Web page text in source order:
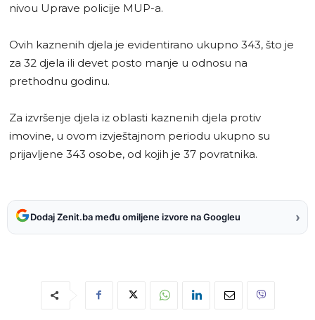
nivou Uprave policije MUP-a.
Ovih kaznenih djela je evidentirano ukupno 343, što je
za 32 djela ili devet posto manje u odnosu na
prethodnu godinu.
Za izvršenje djela iz oblasti kaznenih djela protiv
imovine, u ovom izvještajnom periodu ukupno su
prijavljene 343 osobe, od kojih je 37 povratnika.
Dodaj Zenit.ba među omiljene izvore na Googleu ›